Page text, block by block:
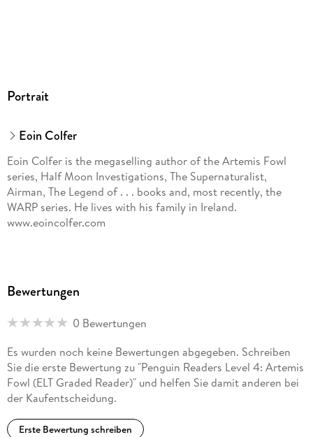
Portrait
Eoin Colfer
Eoin Colfer is the megaselling author of the Artemis Fowl
series, Half Moon Investigations, The Supernaturalist,
Airman, The Legend of . . . books and, most recently, the
WARP series. He lives with his family in Ireland.
www.eoincolfer.com
Bewertungen
0 Bewertungen
Es wurden noch keine Bewertungen abgegeben. Schreiben
Sie die erste Bewertung zu "Penguin Readers Level 4: Artemis
Fowl (ELT Graded Reader)" und helfen Sie damit anderen bei
der Kaufentscheidung.
Erste Bewertung schreiben